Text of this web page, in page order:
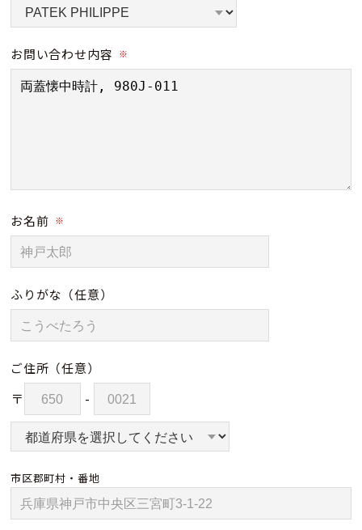
お問い合わせ内容 ※
お名前 ※
ふりがな （任意）
ご住所 （任意）
〒 -
市区郡町村・番地